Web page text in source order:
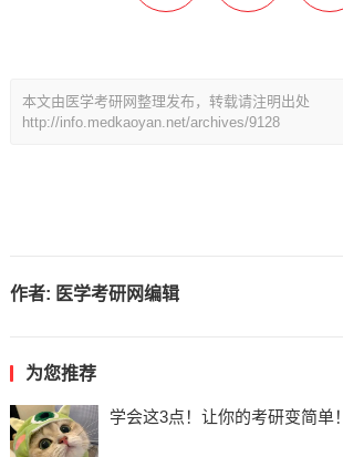
本文由医学考研网整理发布，转载请注明出处
http://info.medkaoyan.net/archives/9128
作者: 医学考研网编辑
为您推荐
学会这3点！让你的考研变简单！